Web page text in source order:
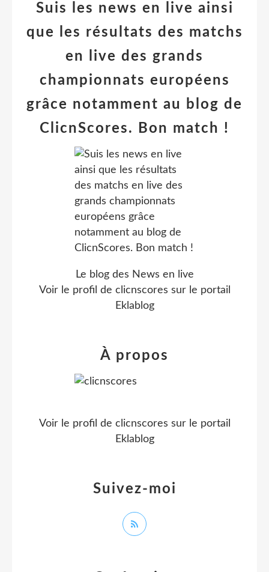
Suis les news en live ainsi
que les résultats des matchs
en live des grands
championnats européens
grâce notamment au blog de
ClicnScores. Bon match !
Le blog des News en live
Voir le profil de clicnscores sur le portail
Eklablog
Suivez-moi
À propos
Voir le profil de clicnscores sur le portail
Eklablog